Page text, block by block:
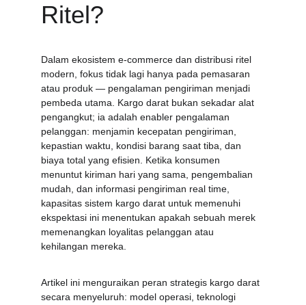
Ritel?
Dalam ekosistem e-commerce dan distribusi ritel
modern, fokus tidak lagi hanya pada pemasaran
atau produk — pengalaman pengiriman menjadi
pembeda utama. Kargo darat bukan sekadar alat
pengangkut; ia adalah enabler pengalaman
pelanggan: menjamin kecepatan pengiriman,
kepastian waktu, kondisi barang saat tiba, dan
biaya total yang efisien. Ketika konsumen
menuntut kiriman hari yang sama, pengembalian
mudah, dan informasi pengiriman real time,
kapasitas sistem kargo darat untuk memenuhi
ekspektasi ini menentukan apakah sebuah merek
memenangkan loyalitas pelanggan atau
kehilangan mereka.
Artikel ini menguraikan peran strategis kargo darat
secara menyeluruh: model operasi, teknologi